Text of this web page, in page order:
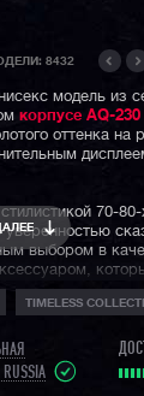
8432
модель из
корпусе AQ-230
оттенка на
70-80-
выбором в
и
иной образ.
Casio Vintage —
внешний вид
и
TIMELESS
RUSSIA